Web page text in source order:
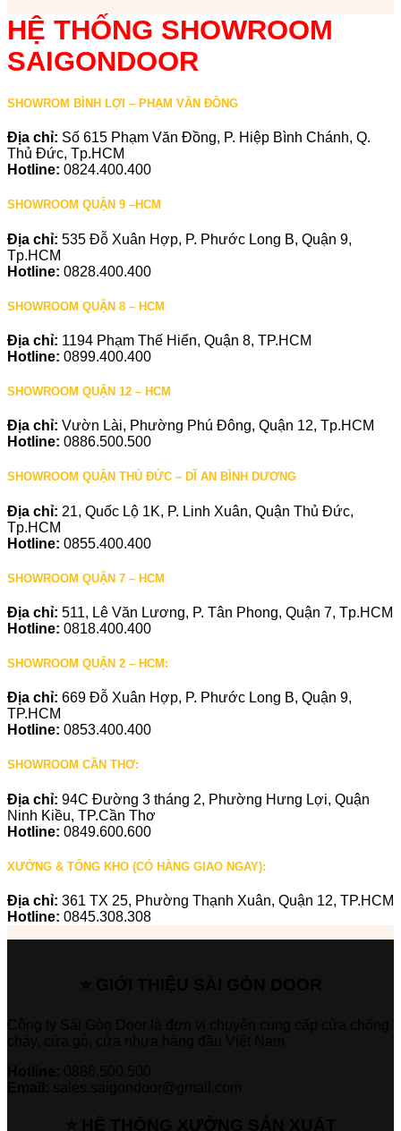
HỆ THỐNG SHOWROOM
SAIGONDOOR
SHOWROM BÌNH LỢI – PHẠM VĂN ĐỒNG
Địa chỉ: Số 615 Phạm Văn Đồng, P. Hiệp Bình Chánh, Q.
Thủ Đức, Tp.HCM
Hotline: 0824.400.400
SHOWROOM QUẬN 9 –HCM
Địa chỉ: 535 Đỗ Xuân Hợp, P. Phước Long B, Quận 9,
Tp.HCM
Hotline: 0828.400.400
SHOWROOM QUẬN 8 – HCM
Địa chỉ: 1194 Phạm Thế Hiển, Quận 8, TP.HCM
Hotline: 0899.400.400
SHOWROOM QUẬN 12 – HCM
Địa chỉ: Vườn Lài, Phường Phú Đông, Quận 12, Tp.HCM
Hotline: 0886.500.500
SHOWROOM QUẬN THỦ ĐỨC – DĨ AN BÌNH DƯƠNG
Địa chỉ: 21, Quốc Lộ 1K, P. Linh Xuân, Quận Thủ Đức,
Tp.HCM
Hotline: 0855.400.400
SHOWROOM QUẬN 7 – HCM
Địa chỉ: 511, Lê Văn Lương, P. Tân Phong, Quận 7, Tp.HCM
Hotline: 0818.400.400
SHOWROOM QUẬN 2 – HCM:
Địa chỉ: 669 Đỗ Xuân Hợp, P. Phước Long B, Quận 9,
TP.HCM
Hotline: 0853.400.400
SHOWROOM CẦN THƠ:
Địa chỉ: 94C Đường 3 tháng 2, Phường Hưng Lợi, Quận
Ninh Kiều, TP.Cần Thơ
Hotline: 0849.600.600
XƯỞNG & TỔNG KHO (CÓ HÀNG GIAO NGAY):
Địa chỉ: 361 TX 25, Phường Thạnh Xuân, Quận 12, TP.HCM
Hotline: 0845.308.308